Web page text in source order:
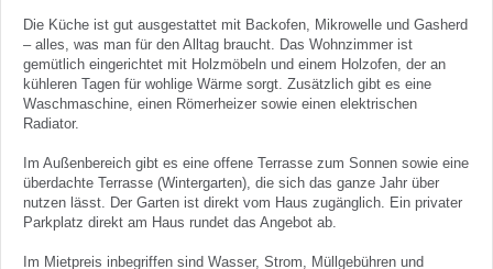
Die Küche ist gut ausgestattet mit Backofen, Mikrowelle und Gasherd
– alles, was man für den Alltag braucht. Das Wohnzimmer ist
gemütlich eingerichtet mit Holzmöbeln und einem Holzofen, der an
kühleren Tagen für wohlige Wärme sorgt. Zusätzlich gibt es eine
Waschmaschine, einen Römerheizer sowie einen elektrischen
Radiator.
Im Außenbereich gibt es eine offene Terrasse zum Sonnen sowie eine
überdachte Terrasse (Wintergarten), die sich das ganze Jahr über
nutzen lässt. Der Garten ist direkt vom Haus zugänglich. Ein privater
Parkplatz direkt am Haus rundet das Angebot ab.
Im Mietpreis inbegriffen sind Wasser, Strom, Müllgebühren und